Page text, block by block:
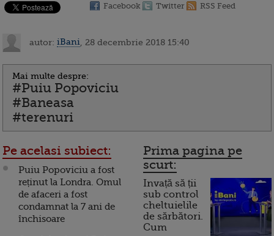
Facebook Twitter RSS Feed
autor: iBani , 28 decembrie 2018 15:40
Mai multe despre:
#Puiu Popoviciu
#Baneasa
#terenuri
Pe acelasi subiect:
Puiu Popoviciu a fost
reținut la Londra. Omul
de afaceri a fost
condamnat la 7 ani de
închisoare
Prima pagina pe
scurt:
Invață să ții
sub control
cheltuielile
de sărbători.
Cum